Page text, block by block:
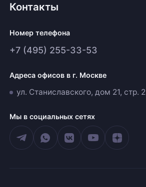
Контакты
Номер телефона
+7 (495) 255-33-53
Адреса офисов в г. Москве
ул. Станиславского, дом 21, стр. 2
Мы в социальных сетях